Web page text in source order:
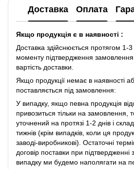
Доставка Оплата
Якщо продукція є в наявності :
Доставка здійснюється протягом 1-
моменту підтвердження
вартість доставки.
Якщо продукції немає в наявності
поставляється під замовлення:
У випадку, якщо певна продукція
привозиться тільки на замовлення,
уточнений на протязі 1-2 днів і
тижнів (крім випадків, коли ця
заводі-виробникові). Остаточні
договір поставки при
випадку ми будемо наполягати на